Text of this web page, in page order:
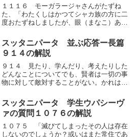
１１１６ モーガラージャさんがたずね
た、「わたくしはかつてシャカ族の方に二
度おたずねしましたが、眼（まなこ）ある
ませんでした。しかし『神仙（釈尊）は第
三回目には説明してくださる』とわたくし
は聞いておりま...
スッタニパータ 並ぶ応答ー長篇
９１４の解説
９１４ 見たり、学んだり、考えたりした
どんなことについてでも、賢者は一切の事
物に対して敵対することがない。かれは負
らいをなすことなく、快楽に耽（ふけ）る
ことなく、求めることもない。ー師はこの
ように言われ...
スッタニパータ 学生ウパシーヴ
ァの質問１０７６の解説
１０７５ 「滅びてしまったその人は存在
しないのでしょうか？或いはまた常住であ